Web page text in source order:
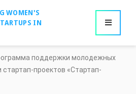
WOMEN'S
IN
поддержки молодежных
проектов «Стартап-